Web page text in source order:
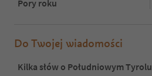
Pory roku
Do Twojej wiadomości
Kilka słów o Południowym Tyrolu